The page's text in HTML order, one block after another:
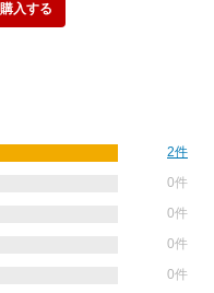
購入する
2件
0件
0件
0件
0件